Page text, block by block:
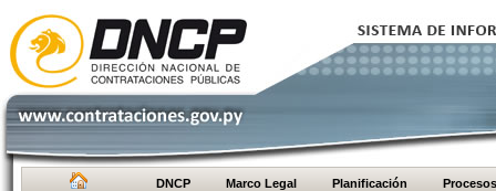
DNCP Marco Legal Planificación Procesos